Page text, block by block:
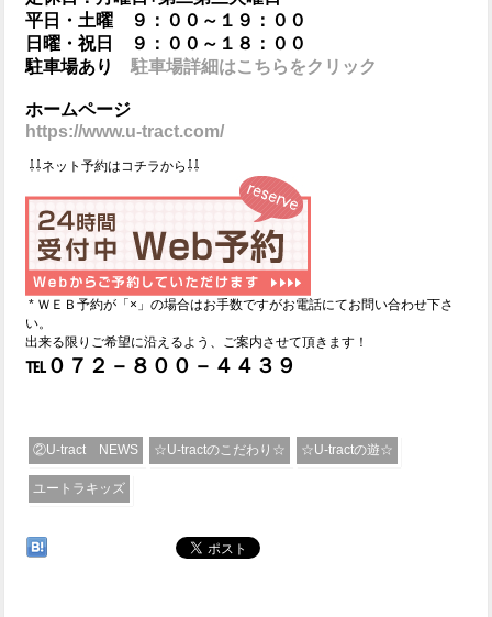
平日・土曜 ９：００～１９：００
日曜・祝日 ９：００～１８：００
駐車場あり駐車場詳細はこちらをクリック
ホームページ
https://www.u-tract.com/
⇩⇩ネット予約はコチラから⇩⇩
* ＷＥＢ予約が「×」の場合はお手数ですがお電話にてお問い合わせ下さ
い。
出来る限りご希望に沿えるよう、ご案内させて頂きます！
℡０７２－８００－４４３９
②U-tract NEWS ☆U-tractのこだわり☆ ☆U-tractの遊☆
ユートラキッズ